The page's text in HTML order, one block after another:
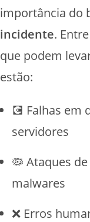
importância do
incidente.
que podem
estão:
💽 Falhas em
servidores
🦠 Ataques
malwares
❌ Erros